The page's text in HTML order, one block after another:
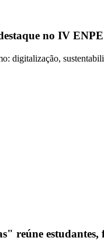
no IV ENPE
digitalização,
reúne